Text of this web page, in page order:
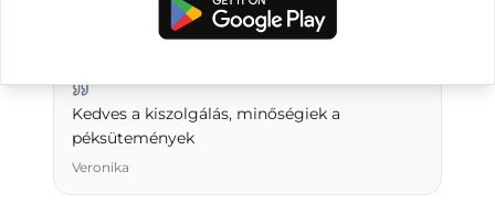
Kedves a kiszolgálás, minőségiek a
péksütemények
Veronika